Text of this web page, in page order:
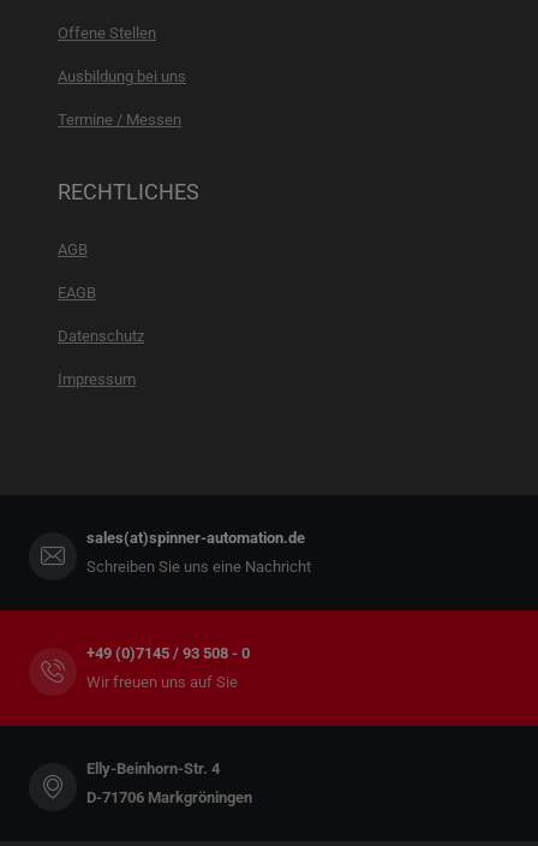
Offene Stellen
Ausbildung bei uns
Termine / Messen
RECHTLICHES
AGB
EAGB
Datenschutz
Impressum
sales(at)spinner-automation.de
Schreiben Sie uns eine Nachricht
+49 (0)7145 / 93 508 - 0
Wir freuen uns auf Sie
Elly-Beinhorn-Str. 4
D-71706 Markgröningen